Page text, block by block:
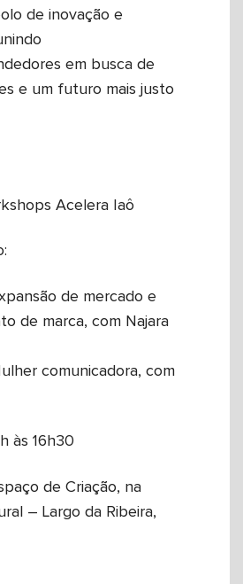
de inovação e
em busca de
e um futuro mais justo
Acelera Iaô
de mercado e
de marca, com Najara
comunicadora, com
às 16h30
de Criação, na
– Largo da Ribeira,